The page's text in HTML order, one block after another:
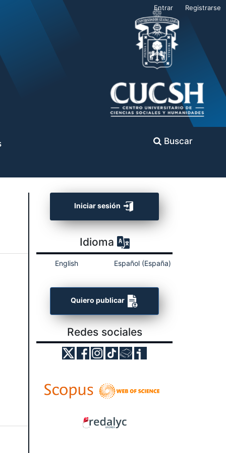
Buscar
Entrar Registrarse
Iniciar sesión
Idioma
English Español (España)
Quiero publicar
Redes sociales